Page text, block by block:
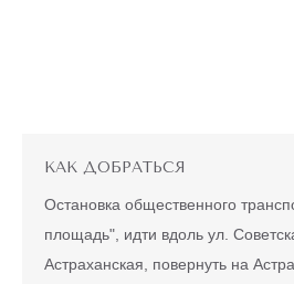
КАК ДОБРАТЬСЯ
Остановка общественного
площадь", идти вдоль ул.
Астраханская, повернуть на